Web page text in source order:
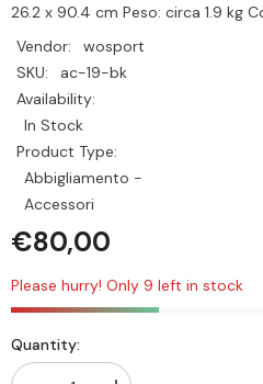
26.2 x 90.4 cm Peso: circa 1.9 kg
Vendor:
wosport
SKU:
ac-19-bk
Availability:
In Stock
Product Type:
Abbigliamento -
Accessori
€80,00
Please hurry! Only 9 left in stock
Quantity: